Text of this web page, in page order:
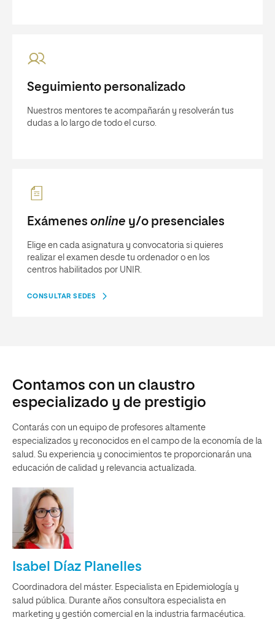
Seguimiento personalizado
Nuestros mentores te acompañarán y resolverán tus
dudas a lo largo de todo el curso.
Exámenes online y/o presenciales
Elige en cada asignatura y convocatoria si quieres
realizar el examen desde tu ordenador o en los
centros habilitados por UNIR.
CONSULTAR SEDES
Contamos con un claustro
especializado y de prestigio
Contarás con un equipo de profesores altamente
especializados y reconocidos en el campo de la economía de la
salud. Su experiencia y conocimientos te proporcionarán una
educación de calidad y relevancia actualizada.
Isabel Díaz Planelles
Coordinadora del máster. Especialista en Epidemiología y
salud pública. Durante años consultora especialista en
marketing y gestión comercial en la industria farmacéutica.